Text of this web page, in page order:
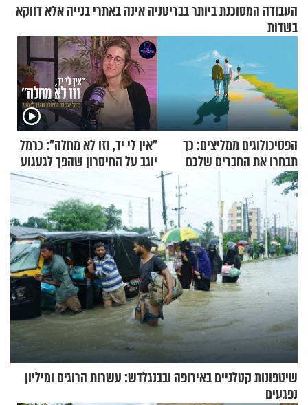
העבודה המסוכנת ביותר בבריטניה אינה באתרי בנייה אלא דווקא
בשדות
הפסיכולוגים ממליצים: כך
תבחרו את החברים שלכם
בחיים
"אין לי יד, וזו לא מחלה": כרמל
יוגב על החיסרון שהפך לגעגוע
שיטפונות קטלניים באירופה ובבנגלדש: עשרות הרוגים ומיליון
נפגעים